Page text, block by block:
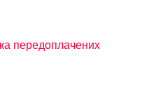
передоплачених